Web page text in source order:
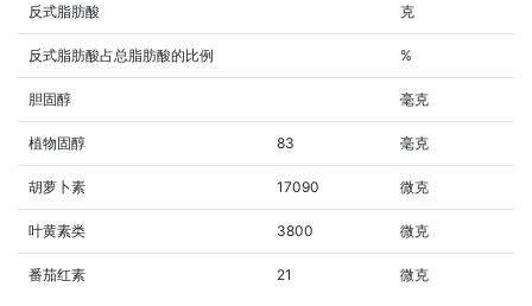
反式脂肪酸 克
反式脂肪酸占总脂肪酸的比例 %
胆固醇 毫克
植物固醇 83 毫克
胡萝卜素 17090 微克
叶黄素类 3800 微克
番茄红素 21 微克